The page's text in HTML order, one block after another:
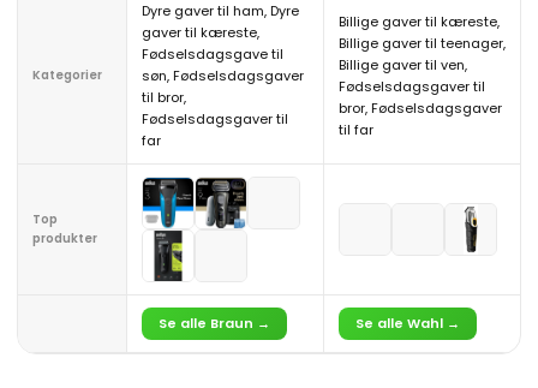
Kategorier
Dyre gaver til ham, Dyre
gaver til kæreste,
Fødselsdagsgave til
søn, Fødselsdagsgaver
til bror,
Fødselsdagsgaver til
far
Billige gaver til kæreste,
Billige gaver til teenager,
Billige gaver til ven,
Fødselsdagsgaver til
bror, Fødselsdagsgaver
til far
Top
produkter
Se alle Braun → Se alle Wahl →